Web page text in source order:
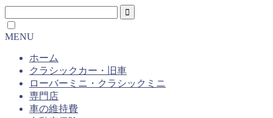
MENU
ホーム
クラシックカー・旧車
ローバーミニ・クラシックミニ
専門店
車の維持費